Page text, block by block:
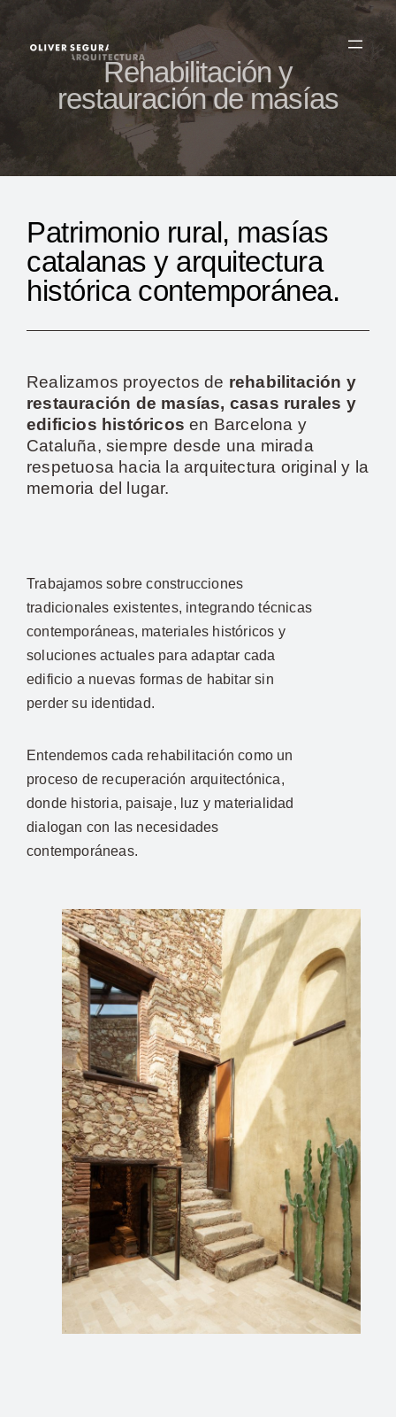
contenido
Rehabilitación y
restauración de masías
Patrimonio rural, masías
catalanas y arquitectura
histórica contemporánea.
Realizamos proyectos de rehabilitación y
restauración de masías, casas rurales y
edificios históricos en Barcelona y
Cataluña, siempre desde una mirada
respetuosa hacia la arquitectura original y la
memoria del lugar.
Trabajamos sobre construcciones
tradicionales existentes, integrando técnicas
contemporáneas, materiales históricos y
soluciones actuales para adaptar cada
edificio a nuevas formas de habitar sin
perder su identidad.
Entendemos cada rehabilitación como un
proceso de recuperación arquitectónica,
donde historia, paisaje, luz y materialidad
dialogan con las necesidades
contemporáneas.